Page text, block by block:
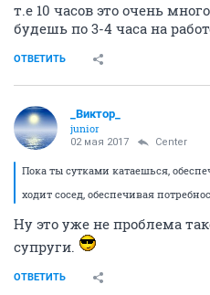
т.е 10 часов это очень
будешь по 3-4 часа на
ОТВЕТИТЬ
_Виктор_
juniоr
02 мая 2017 Center
Пока ты сутками катаешься,
ходит сосед, обеспечивая
Ну это уже не проблема
супруги.
ОТВЕТИТЬ